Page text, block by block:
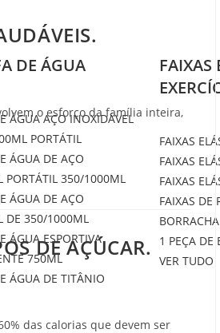
DE ÁGUA
ÁGUA AÇO INOXIDÁVEL
PORTÁTIL
ÁGUA DE AÇO
PORTÁTIL 350/1000ML
ÁGUA DE AÇO
DE 350/1000ML
ÁGUA ESPORTIVA
750ML
ÁGUA DE TITÂNIO
FAIXAS
FAIXAS
FAIXAS
FAIXAS
FAIXAS DE
BORRACHA
1 PEÇA DE
VER TUDO
o esforço da família inteira,
DE AÇÚCAR.
das calorias que devem ser